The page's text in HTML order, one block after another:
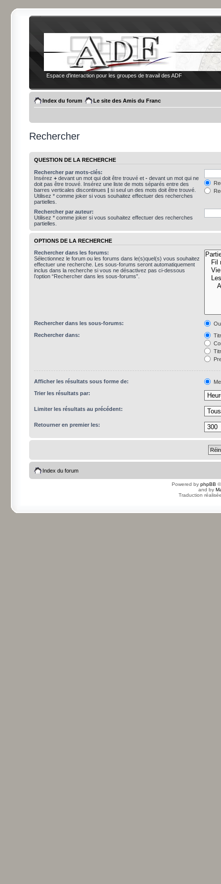
Espace d'interaction pour les groupes de travail des ADF
Index du forum Le site des Amis du Franc
Rechercher
QUESTION DE LA RECHERCHE
Rechercher par mots-clés:
Insérez + devant un mot qui doit être trouvé et - devant un mot qui ne
doit pas être trouvé. Insérez une liste de mots séparés entre des
barres verticales discontinues | si seul un des mots doit être trouvé.
Utilisez * comme joker si vous souhaitez effectuer des recherches
partielles.
Rechercher par auteur:
Utilisez * comme joker si vous souhaitez effectuer des recherches
partielles.
OPTIONS DE LA RECHERCHE
Rechercher dans les forums:
Sélectionnez le forum ou les forums dans le(s)quel(s) vous souhaitez
effectuer une recherche. Les sous-forums seront automatiquement
inclus dans la recherche si vous ne désactivez pas ci-dessous
l’option “Rechercher dans les sous-forums”.
Rechercher dans les sous-forums:
Rechercher dans:
Afficher les résultats sous forme de:
Trier les résultats par:
Limiter les résultats au précédent:
Retourner en premier les:
Index du forum
Powered by phpBB
and by
Traduction